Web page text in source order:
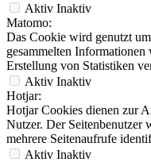
Aktiv Inaktiv
Matomo:
Das Cookie wird genutzt
gesammelten
Erstellung von Statistiken
Aktiv Inaktiv
Hotjar:
Hotjar Cookies dienen zur
Nutzer. Der Seitenbenutzer
mehrere Seitenaufrufe
Aktiv Inaktiv